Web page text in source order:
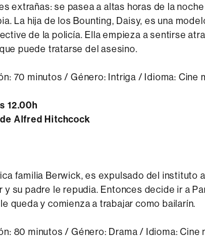
extrañas: se pasea a altas horas de la
La hija de los Bounting, Daisy, es una
de la policía. Ella empieza a sentirse
puede tratarse del asesino.
70 minutos / Género: Intriga / Idioma: Cine
12.00h
Alfred Hitchcock
familia Berwick, es expulsado del instituto
y su padre le repudia. Entonces decide ir a
queda y comienza a trabajar como bailarín.
80 minutos / Género: Drama / Idioma: Cine